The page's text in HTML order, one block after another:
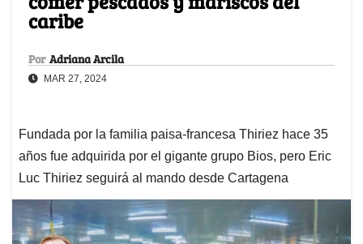
caribe
Por Adriana Arcila
MAR 27, 2024
Fundada por la familia paisa-francesa Thiriez hace 35
años fue adquirida por el gigante grupo Bios, pero Eric
Luc Thiriez seguirá al mando desde Cartagena